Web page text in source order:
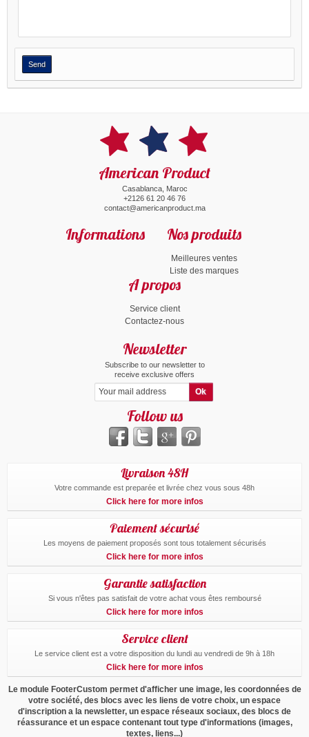
American Product
Casablanca, Maroc
+2126 61 20 46 76
contact@americanproduct.ma
Informations Nos produits
Meilleures ventes
Liste des marques
A propos
Service client
Contactez-nous
Newsletter
Subscribe to our newsletter to
receive exclusive offers
Follow us
Livraison 48H
Votre commande est preparée et livrée chez vous sous 48h
Click here for more infos
Paiement sécurisé
Les moyens de paiement proposés sont tous totalement sécurisés
Click here for more infos
Garantie satisfaction
Si vous n'êtes pas satisfait de votre achat vous êtes remboursé
Click here for more infos
Service client
Le service client est a votre disposition du lundi au vendredi de 9h à 18h
Click here for more infos
Le module FooterCustom permet d'afficher une image, les coordonnées de
votre société, des blocs avec les liens de votre choix, un espace
d'inscription a la newsletter, un espace réseaux sociaux, des blocs de
réassurance et un espace contenant tout type d'informations (images,
textes, liens...)